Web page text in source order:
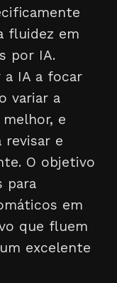
fluidez em
por IA.
IA a focar
variar a
e
revisar e
O objetivo
para
em
que fluem
excelente